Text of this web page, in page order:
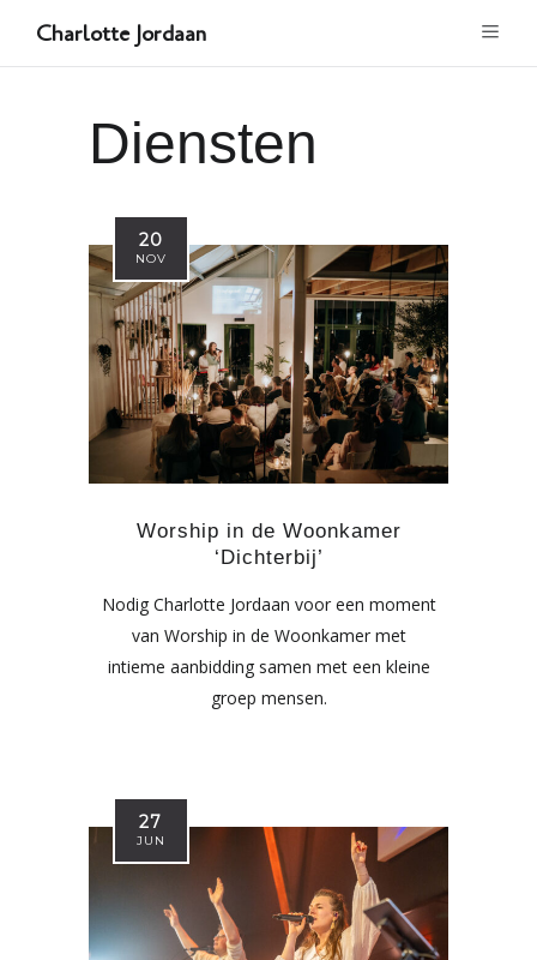
Charlotte Jordaan
Diensten
20
NOV
Worship in de Woonkamer
‘Dichterbij’
Nodig Charlotte Jordaan voor een moment
van Worship in de Woonkamer met
intieme aanbidding samen met een kleine
groep mensen.
27
JUN